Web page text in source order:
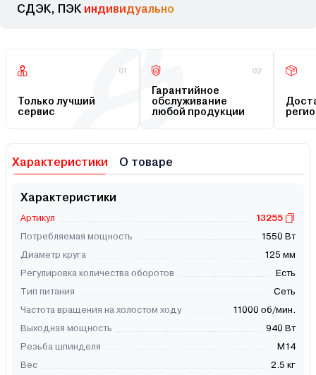
СДЭК, ПЭК индивидуально
01
Только лучший
сервис
02
Гарантийное
обслуживание
любой продукции
Характеристики О товаре
Характеристики
Артикул
13255
Потребляемая мощность
1550 Вт
Диаметр круга
125 мм
Регулировка количества оборотов
Есть
Тип питания
Сеть
Частота вращения на холостом ходу
11000 об/мин.
Выходная мощность
940 Вт
Резьба шпинделя
М14
Вес
2.5 кг